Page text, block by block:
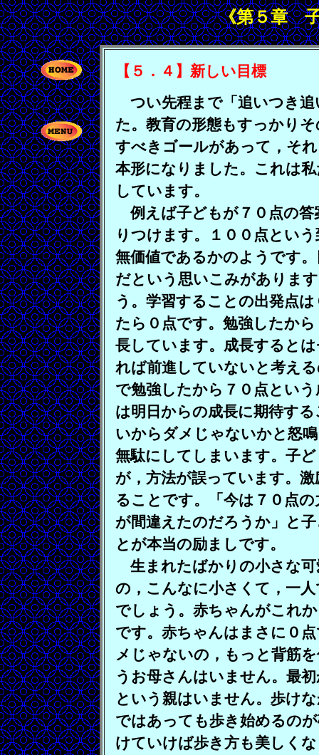
《第５章
【５．４】新しい目標
つい先程まで「追いつき追
た。教育の形態もすっかり
すべきゴールがあって，そ
本形になりました。これは
しています。
例えば子どもが７０点の答
りつけます。１００点とい
無価値であるかのようです
だという思いこみがありま
う。学習することの出発点
たら０点です。勉強したか
長しています。成長すると
れば前進していないと考え
で勉強したから７０点とい
は明日からの成長に期待す
いからダメじゃないかと怒
無駄にしてしまいます。子
が，方法が誤っています。
ることです。「今は７０点
が間違えたのだろうか」と
とが本当の励ましです。
生まれたばかりの小さな
の，こんなに小さくて，一
でしょう。赤ちゃんがこれ
です。赤ちゃんはまさに０
メじゃないの，もっと背筋
うお母さんはいません。最
という親はいません。歩け
ではあっても歩き始めるの
けていけば歩き方も美しく